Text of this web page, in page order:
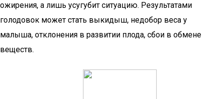
ожирения, а лишь усугубит ситуацию. Результатами
голодовок может стать выкидыш, недобор веса у
малыша, отклонения в развитии плода, сбои в обмене
веществ.